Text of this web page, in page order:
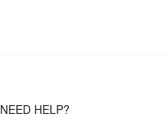
NEED HELP?